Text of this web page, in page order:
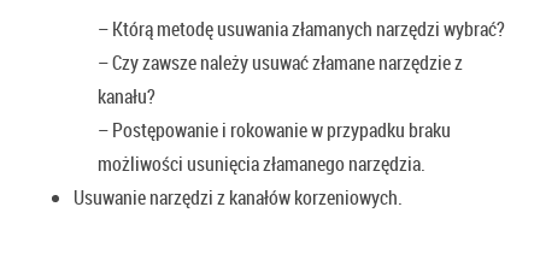
– Którą metodę usuwania złamanych narzędzi wybrać?
– Czy zawsze należy usuwać złamane narzędzie z
kanału?
– Postępowanie i rokowanie w przypadku braku
możliwości usunięcia złamanego narzędzia.
Usuwanie narzędzi z kanałów korzeniowych.